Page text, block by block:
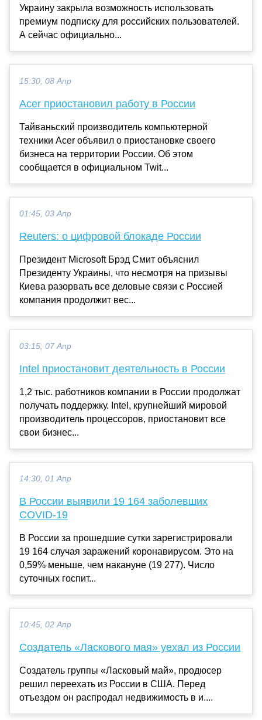
Украину закрыла возможность использовать
премиум подписку для российских пользователей.
А сейчас официально...
15:30, 08 Апр
Acer приостановил работу в России
Тайваньский производитель компьютерной
техники Acer объявил о приостановке своего
бизнеса на территории России. Об этом
сообщается в официальном Twit...
01:45, 03 Апр
Reuters: о цифровой блокаде России
Президент Microsoft Брэд Смит объяснил
Президенту Украины, что несмотря на призывы
Киева разорвать все деловые связи с Россией
компания продолжит вес...
03:15, 07 Апр
Intel приостановит деятельность в России
1,2 тыс. работников компании в России продолжат
получать поддержку. Intel, крупнейший мировой
производитель процессоров, приостановит все
свои бизнес...
14:30, 01 Апр
В России выявили 19 164 заболевших
COVID-19
В России за прошедшие сутки зарегистрировали
19 164 случая заражений коронавирусом. Это на
0,59% меньше, чем накануне (19 277). Число
суточных госпит...
10:45, 02 Апр
Создатель «Ласкового мая» уехал из России
Создатель группы «Ласковый май», продюсер
решил переехать из России в США. Перед
отъездом он распродал недвижимость в и....